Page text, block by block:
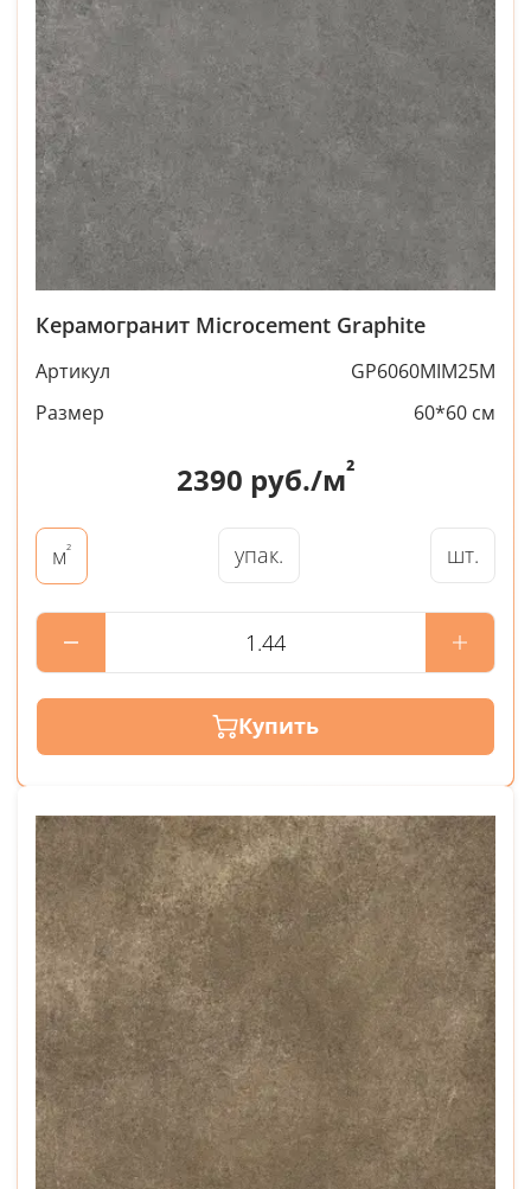
Керамогранит Microcement Graphite
Артикул
GP6060MIM25M
Размер
60*60 см
2390 руб./м²
м² упак. шт.
Купить